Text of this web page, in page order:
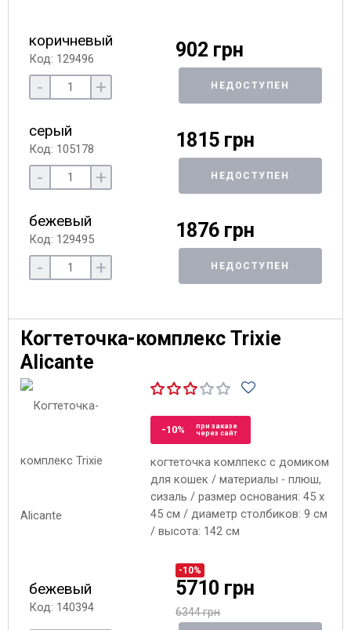
коричневый
Код: 129496 902 грн
- + НЕДОСТУПЕН
серый
Код: 105178 1815 грн
- + НЕДОСТУПЕН
бежевый
Код: 129495 1876 грн
- + НЕДОСТУПЕН
Когтеточка-комплекс Trixie
Alicante
-10%
при заказе
через сайт
когтеточка комлпекс с домиком
для кошек / материалы - плюш,
сизаль / размер основания: 45 x
45 см / диаметр столбиков: 9 см
/ высота: 142 см
бежевый
Код: 140394
-10%
5710 грн
6344 грн